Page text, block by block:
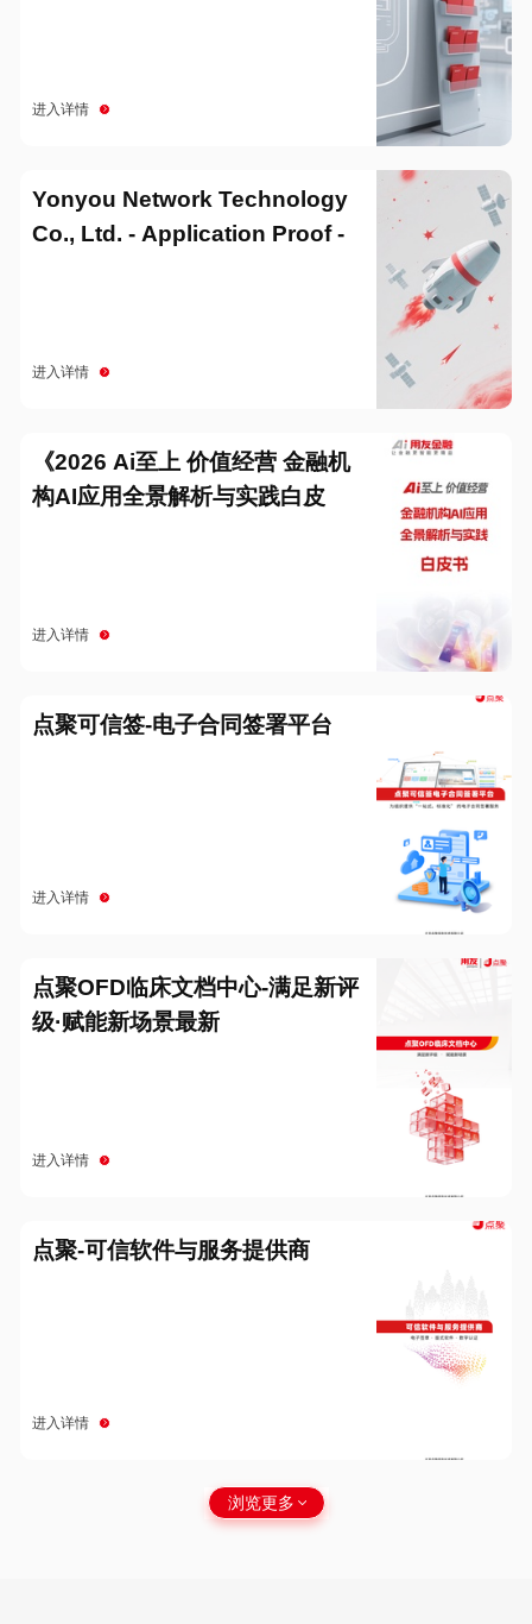
进入详情
Yonyou Network Technology
Co., Ltd. - Application Proof -
进入详情
《2026 Ai至上 价值经营 金融机
构AI应用全景解析与实践白皮
进入详情
点聚可信签-电子合同签署平台
进入详情
点聚OFD临床文档中心-满足新评
级·赋能新场景最新
进入详情
点聚-可信软件与服务提供商
进入详情
浏览更多